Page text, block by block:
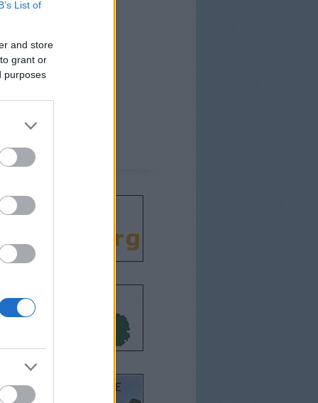
List of
and store
grant or
purposes